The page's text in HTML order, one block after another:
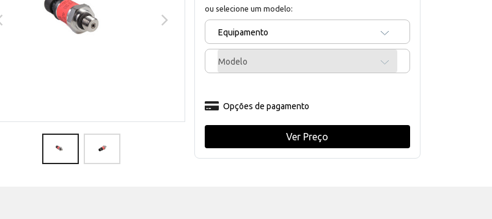
ou selecione um modelo:
Equipamento
Modelo
Opções de pagamento
Ver Preço